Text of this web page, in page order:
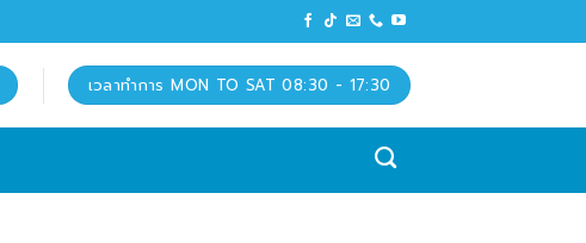
เวลาทำการ MON TO SAT 08:30 - 17:30